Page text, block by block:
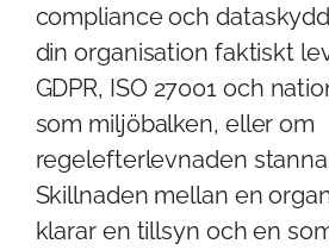
compliance och
din organisation faktiskt
GDPR, ISO 27001 och
som miljöbalken, eller om
regelefterlevnaden
Skillnaden mellan en
klarar en tillsyn och en